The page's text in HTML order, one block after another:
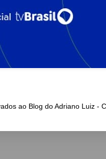
ao Blog do Adriano Luiz -